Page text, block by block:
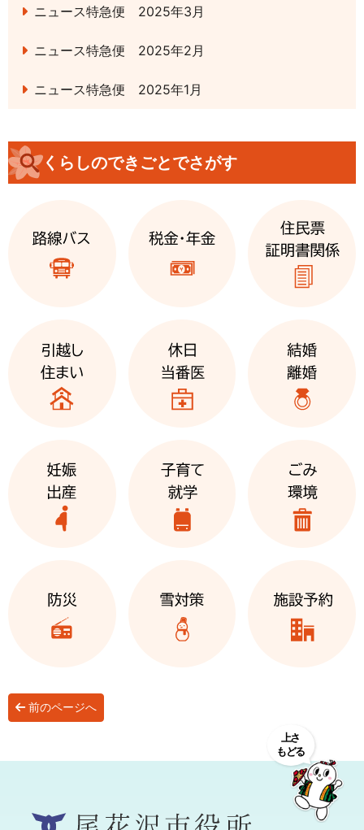
ニュース特急便 2025年3月
ニュース特急便 2025年2月
ニュース特急便 2025年1月
くらしのできごとでさがす
前のページへ